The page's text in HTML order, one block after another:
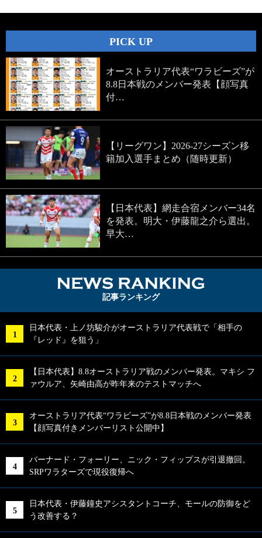
PICK UP
オーストラリア代表“ワラビーズ”が
8.8日本戦のメンバー発表【顔写真
付…
【リーグワン】2026-27シーズン移
籍加入選手まとめ（随時更新）
【日本代表】網走合宿メンバー34名
を発表。明大・伊藤龍之介ら選出。
早大…
記事ランキング
日本代表・上ノ坊駿介がオーストラリア代表戦で「相手の
『レッド』を狙う」
【日本代表】8.8オーストラリア戦のメンバー発表。マキシ フ
ァウルア、矢崎由高が昨年来のテストマッチへ
オーストラリア代表“ワラビーズ”が8.8日本戦のメンバー発表
【顔写真付きメンバーリスト公開中】
バーナード・フォーリー、ニック・フィップスが引退撤回。
SRPワラターズで現役復帰へ
日本代表・伊藤鐘史アシスタントコーチ、モールの防御をど
う改善する？